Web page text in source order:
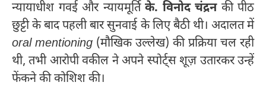
न्यायाधीश गवई और न्यायमूर्ति के. विनोद चंद्रनकी पीठ
छुट्टी के बाद पहली बार सुनवाई के लिए बैठी थी। अदालत में
oral mentioning (मौखिक उल्लेख) की प्रक्रिया चल रही
थी, तभी आरोपी वकील ने अपने स्पोर्ट्स शूज़ उतारकर उन्हें
फेंकने की कोशिश की।